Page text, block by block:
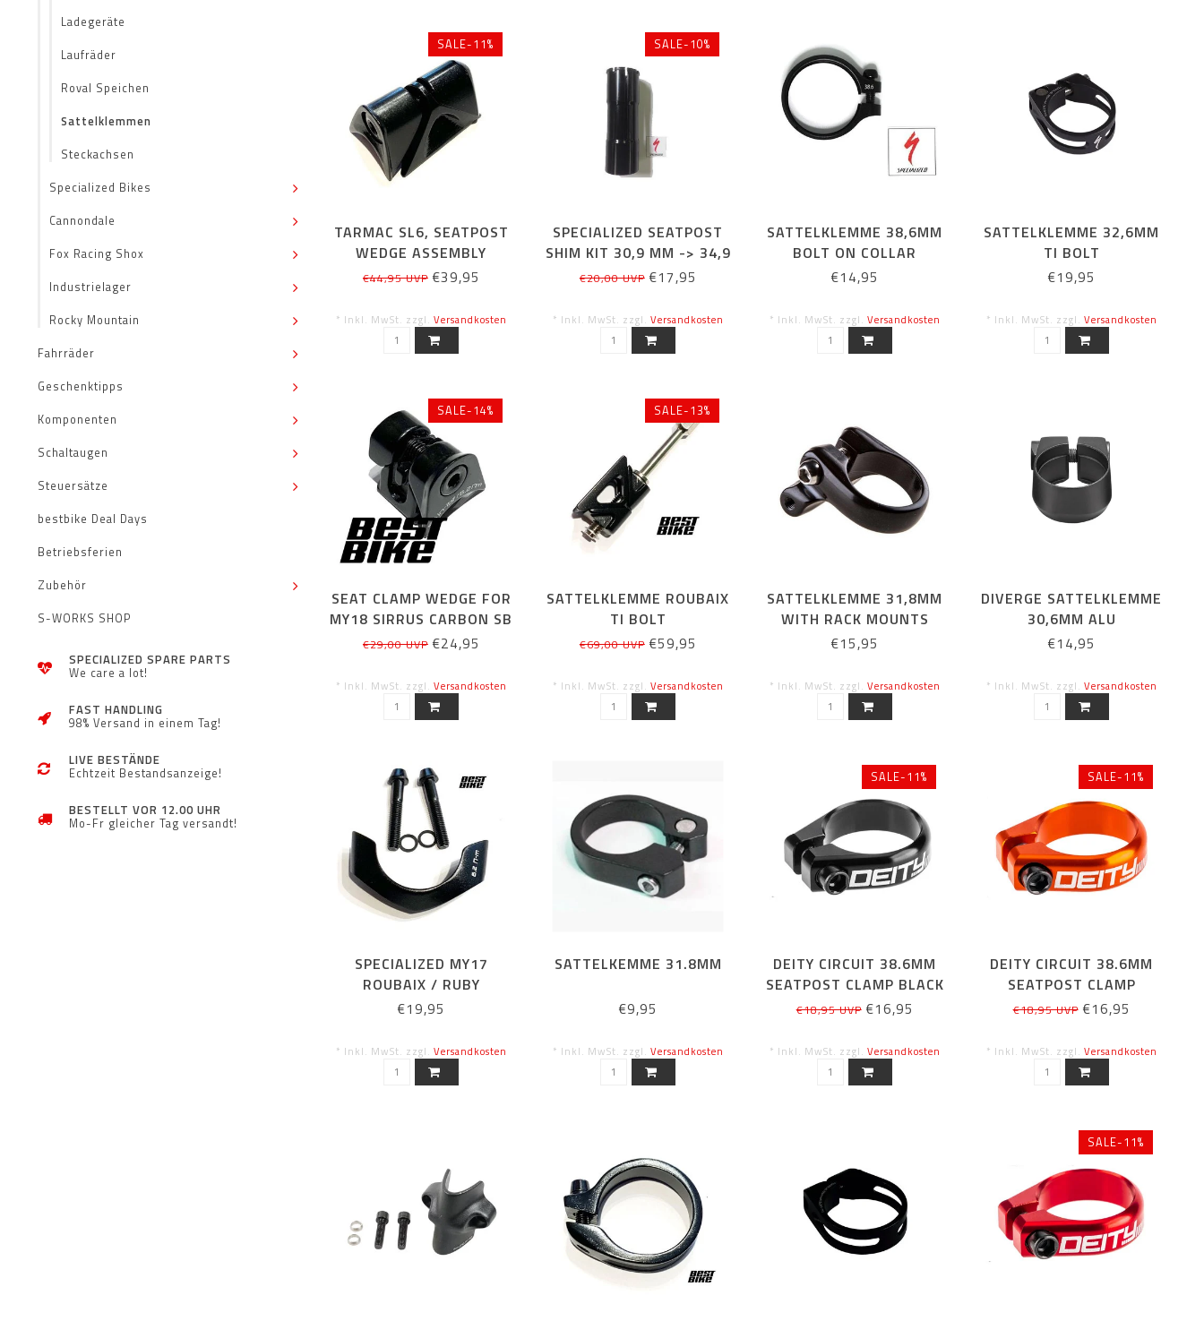
Ladegeräte
Laufräder
Roval Speichen
Sattelklemmen
Steckachsen
Specialized Bikes
Cannondale
Fox Racing Shox
Industrielager
Rocky Mountain
Fahrräder
Geschenktipps
Komponenten
Schaltaugen
Steuersätze
bestbike Deal Days
Betriebsferien
Zubehör
S-WORKS SHOP
SPECIALIZED SPARE PARTS
We care a lot!
FAST HANDLING
98% Versand in einem Tag!
LIVE BESTÄNDE
Echtzeit Bestandsanzeige!
BESTELLT VOR 12.00 UHR
Mo-Fr gleicher Tag versandt!
SALE-11%
TARMAC SL6, SEATPOST
WEDGE ASSEMBLY
€44,95 UVP€39,95
* Inkl. MwSt. zzgl. Versandkosten
SALE-10%
SPECIALIZED SEATPOST
SHIM KIT 30,9 MM -> 34,9
MM
€20,00 UVP€17,95
* Inkl. MwSt. zzgl. Versandkosten
SATTELKLEMME 38,6MM
BOLT ON COLLAR
€14,95
* Inkl. MwSt. zzgl. Versandkosten
SATTELKLEMME 32,6MM
TI BOLT
€19,95
* Inkl. MwSt. zzgl. Versandkosten
SALE-14%
SEAT CLAMP WEDGE FOR
MY18 SIRRUS CARBON SB
BLK W / BLK BOLT
€29,00 UVP€24,95
* Inkl. MwSt. zzgl. Versandkosten
SALE-13%
SATTELKLEMME ROUBAIX
TI BOLT
€69,00 UVP€59,95
* Inkl. MwSt. zzgl. Versandkosten
SATTELKLEMME 31,8MM
WITH RACK MOUNTS
€15,95
* Inkl. MwSt. zzgl. Versandkosten
DIVERGE SATTELKLEMME
30,6MM ALU
€14,95
* Inkl. MwSt. zzgl. Versandkosten
SPECIALIZED MY17
ROUBAIX / RUBY
SEATCLAMP SET
€19,95
* Inkl. MwSt. zzgl. Versandkosten
SATTELKEMME 31.8MM
€9,95
* Inkl. MwSt. zzgl. Versandkosten
SALE-11%
DEITY CIRCUIT 38.6MM
SEATPOST CLAMP BLACK
€18,95 UVP€16,95
* Inkl. MwSt. zzgl. Versandkosten
SALE-11%
DEITY CIRCUIT 38.6MM
SEATPOST CLAMP
ORANGE
€18,95 UVP€16,95
* Inkl. MwSt. zzgl. Versandkosten
SALE-11%